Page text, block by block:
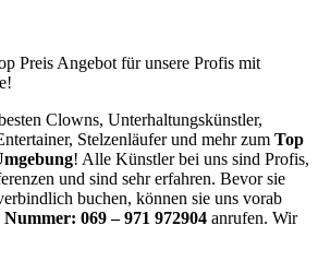
Preis Angebot für unsere Profis mit
Clowns, Unterhaltungskünstler,
Stelzenläufer und mehr zum Top
! Alle Künstler bei uns sind Profis,
und sind sehr erfahren. Bevor sie
buchen, können sie uns vorab
Nummer: 069 – 971 972904 anrufen. Wir